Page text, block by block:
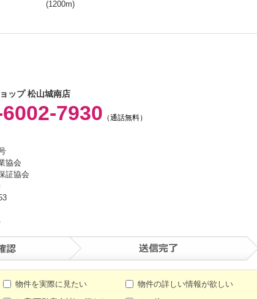
(1200m)
ップ 松山城南店
7930 （通話無料）
協会
証協会
物件を実際に見たい
物件の詳しい情報が欲しい